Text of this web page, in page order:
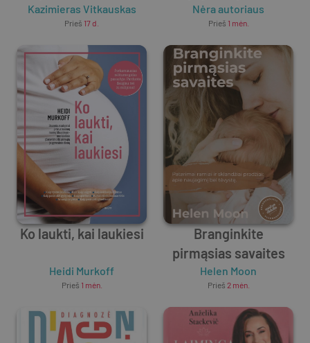
motinos meilė
Kazimieras Vitkauskas
Prieš 17 d.
Nėra autoriaus
Prieš 1 mėn.
Ko laukti, kai laukiesi
Heidi Murkoff
Prieš 1 mėn.
Branginkite
pirmąsias savaites
Helen Moon
Prieš 2 mėn.